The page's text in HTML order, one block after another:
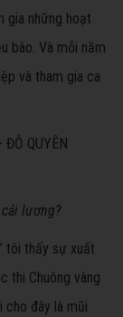
gia những hoạt
bào. Và mỗi năm
và tham gia ca
lương?
tôi thấy sự xuất
thi Chuông vàng
cho đây là mũi